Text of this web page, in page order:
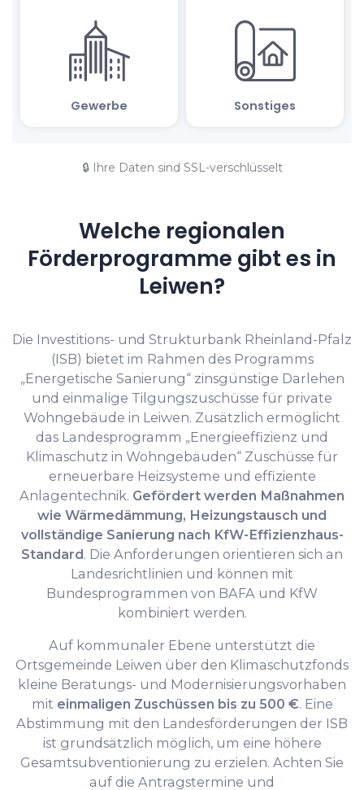
🔒 Ihre Daten sind SSL-verschlüsselt
Welche regionalen
Förderprogramme gibt es in
Leiwen?
Die Investitions- und Strukturbank Rheinland-Pfalz
(ISB) bietet im Rahmen des Programms
„Energetische Sanierung“ zinsgünstige Darlehen
und einmalige Tilgungszuschüsse für private
Wohngebäude in Leiwen. Zusätzlich ermöglicht
das Landesprogramm „Energieeffizienz und
Klimaschutz in Wohngebäuden“ Zuschüsse für
erneuerbare Heizsysteme und effiziente
Anlagentechnik. Gefördert werden Maßnahmen
wie Wärmedämmung, Heizungstausch und
vollständige Sanierung nach KfW-Effizienzhaus-
Standard. Die Anforderungen orientieren sich an
Landesrichtlinien und können mit
Bundesprogrammen von BAFA und KfW
kombiniert werden.
Auf kommunaler Ebene unterstützt die
Ortsgemeinde Leiwen über den Klimaschutzfonds
kleine Beratungs- und Modernisierungsvorhaben
mit einmaligen Zuschüssen bis zu 500 €. Eine
Abstimmung mit den Landesförderungen der ISB
ist grundsätzlich möglich, um eine höhere
Gesamtsubventionierung zu erzielen. Achten Sie
auf die Antragstermine und